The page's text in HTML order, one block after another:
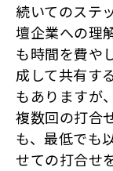
続いてのステ
壇企業への理
も時間を費や
成して共有す
もありますが
複数回の打合
も、最低でも
せての打合せ